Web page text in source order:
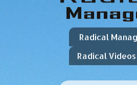
Radical
Radical Videos